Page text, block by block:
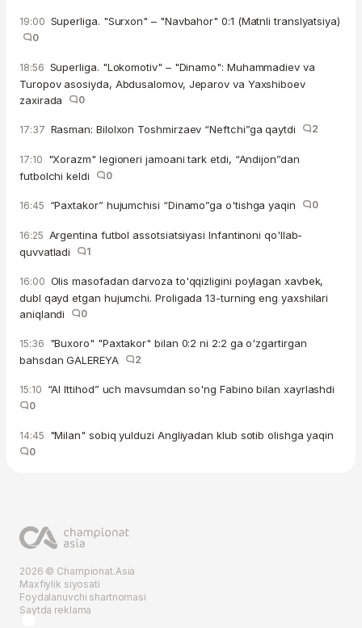
19:00 Superliga. "Surxon" – "Navbahor" 0:1 (Matnli translyatsiya)
0
18:56 Superliga. "Lokomotiv" – "Dinamo": Muhammadiev va
Turopov asosiyda, Abdusalomov, Jeparov va Yaxshiboev
zaxirada
0
17:37 Rasman: Bilolxon Toshmirzaev “Neftchi”ga qaytdi 2
17:10 "Xorazm" legioneri jamoani tark etdi, “Andijon”dan
futbolchi keldi
0
16:45 “Paxtakor” hujumchisi “Dinamo”ga o'tishga yaqin 0
16:25 Argentina futbol assotsiatsiyasi Infantinoni qo'llab-
quvvatladi
1
16:00 Olis masofadan darvoza to'qqizligini poylagan xavbek,
dubl qayd etgan hujumchi. Proligada 13-turning eng yaxshilari
aniqlandi
0
15:36 "Buxoro" "Paxtakor" bilan 0:2 ni 2:2 ga o'zgartirgan
bahsdan GALEREYA
2
15:10 “Al Ittihod” uch mavsumdan so'ng Fabino bilan xayrlashdi
0
14:45 "Milan" sobiq yulduzi Angliyadan klub sotib olishga yaqin
0
2026 © Championat.Asia
Maxfiylik siyosati
Foydalanuvchi shartnomasi
Saytda reklama